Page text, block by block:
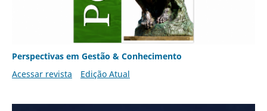
Perspectivas em Gestão & Conhecimento
Acessar revista
Edição Atual